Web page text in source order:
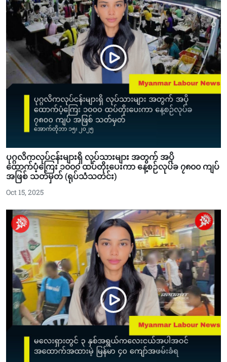
ပုဂ္ဂလိကလုပ်ငန်းများရှိ လုပ်သားများ အတွက် အပို
ထောက်ပံ့ကြေး ၁၀၀၀ ထပ်တိုးပေးကာ နေ့စဉ်လုပ်ခ ၇၈၀၀ ကျပ်
အဖြစ် သတ်မှတ် (ရုပ်သံသတင်း)
Oct 15, 2025